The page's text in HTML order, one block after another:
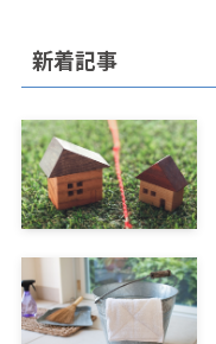
新着記事